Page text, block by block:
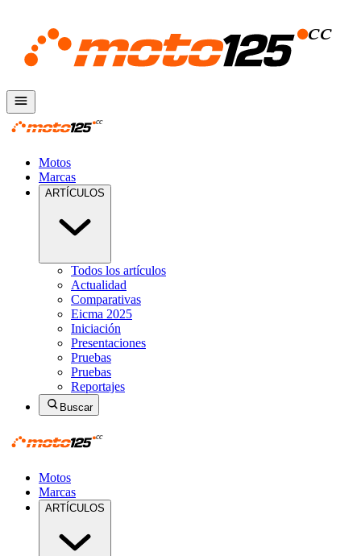
Motos
Marcas
ARTÍCULOS
Todos los artículos
Actualidad
Comparativas
Eicma 2025
Iniciación
Presentaciones
Pruebas
Pruebas
Reportajes
Buscar
Motos
Marcas
ARTÍCULOS